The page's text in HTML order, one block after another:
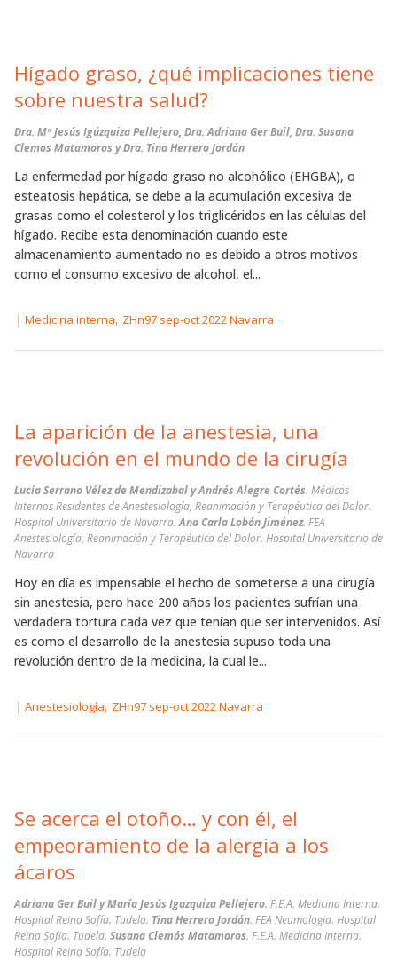
Hígado graso, ¿qué implicaciones tiene
sobre nuestra salud?
Dra. Mª Jesús Igúzquiza Pellejero, Dra. Adriana Ger Buil, Dra. Susana
Clemos Matamoros y Dra. Tina Herrero Jordán
La enfermedad por hígado graso no alcohólico (EHGBA), o
esteatosis hepática, se debe a la acumulación excesiva de
grasas como el colesterol y los triglicéridos en las células del
hígado. Recibe esta denominación cuando este
almacenamiento aumentado no es debido a otros motivos
como el consumo excesivo de alcohol, el...
| Medicina interna, ZHn97 sep-oct 2022 Navarra
La aparición de la anestesia, una
revolución en el mundo de la cirugía
Lucía Serrano Vélez de Mendizabal y Andrés Alegre Cortés. Médicos
Internos Residentes de Anestesiología, Reanimación y Terapéutica del Dolor.
Hospital Universitario de Navarra.Ana Carla Lobón Jiménez. FEA
Anestesiología, Reanimación y Terapéutica del Dolor. Hospital Universitario de
Navarra
Hoy en día es impensable el hecho de someterse a una cirugía
sin anestesia, pero hace 200 años los pacientes sufrían una
verdadera tortura cada vez que tenían que ser intervenidos. Así
es como el desarrollo de la anestesia supuso toda una
revolución dentro de la medicina, la cual le...
| Anestesiología, ZHn97 sep-oct 2022 Navarra
Se acerca el otoño… y con él, el
empeoramiento de la alergia a los
ácaros
Adriana Ger Buil y María Jesús Iguzquiza Pellejero. F.E.A. Medicina Interna.
Hospital Reina Sofía. Tudela. Tina Herrero Jordán. FEA Neumologia. Hospital
Reina Sofia. Tudela. Susana Clemós Matamoros. F.E.A. Medicina Interna.
Hospital Reina Sofía. Tudela